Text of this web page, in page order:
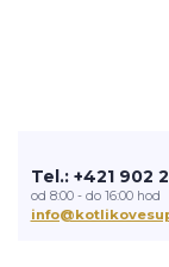
Tel.: +421 902
od 8:00 - do 16:00 hod